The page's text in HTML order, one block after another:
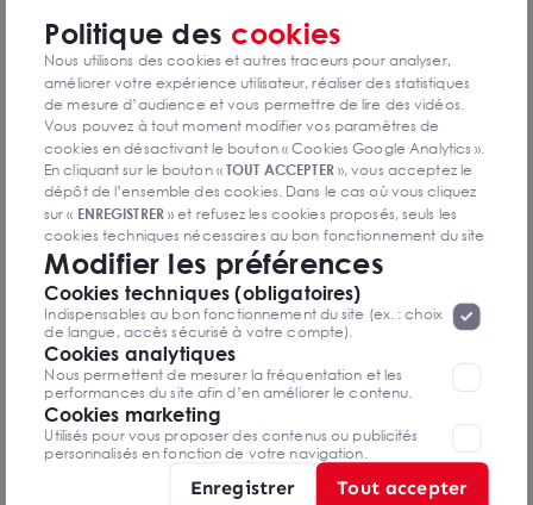
Olivia SAUVAT-CORMIER
Chalon sur Saône - Sud Bourgogne
03 85 41 42 00
Mettre en favoris
Nom Prénom
Email
Politique des cookies
Nous utilisons des cookies et autres traceurs pour analyser,
améliorer votre expérience utilisateur, réaliser des statistiques
de mesure d’audience et vous permettre de lire des vidéos.
Vous pouvez à tout moment modifier vos paramètres de
cookies en désactivant le bouton « Cookies Google Analytics ».
En cliquant sur le bouton «TOUT ACCEPTER», vous acceptez le
dépôt de l’ensemble des cookies. Dans le cas où vous cliquez
sur « ENREGISTRER» et refusez les cookies proposés, seuls les
cookies techniques nécessaires au bon fonctionnement du site
seront déposés. Pour plus d’informations, vous pouvez consulter
«Protection des données à caractère
personnel ».Lorsque vous naviguez sur notre site internet, il
peut être amenée à déposer des cookies. Vous avez la
possibilité de désactiver les cookies, ces réglages ne seront
valables que sur le navigateur que vous utilisez actuellement
Modifier les préférences
Cookies techniques (obligatoires)
Indispensables au bon fonctionnement du site (ex. : choix
de langue, accès sécurisé à votre compte).
Cookies analytiques
Nous permettent de mesurer la fréquentation et les
performances du site afin d’en améliorer le contenu.
Cookies marketing
Utilisés pour vous proposer des contenus ou publicités
personnalisés en fonction de votre navigation.
Enregistrer Tout accepter